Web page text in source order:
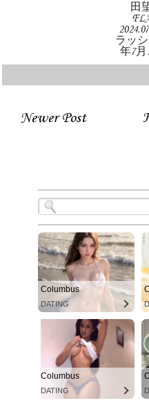
田
ラッシ
年7
Newer Post
Columbus
DATING
Columbus
DATING